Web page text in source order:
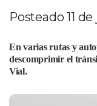
Posteado 11
En varias rutas y
descomprimir el
Vial.